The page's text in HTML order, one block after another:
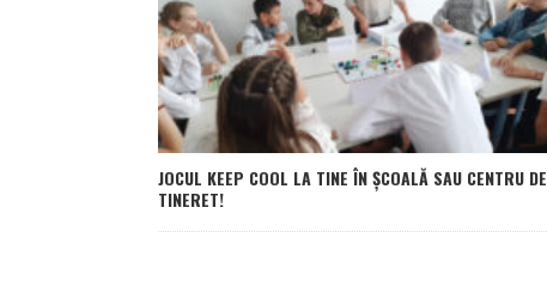
JOCUL KEEP COOL LA TINE ÎN ȘCOALĂ SAU CENTRU DE
TINERET!